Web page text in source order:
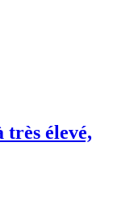
très élevé,